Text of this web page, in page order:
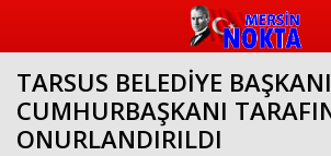
TARSUS BELEDİYE
CUMHURBAŞKANI
ONURLANDIRILDI